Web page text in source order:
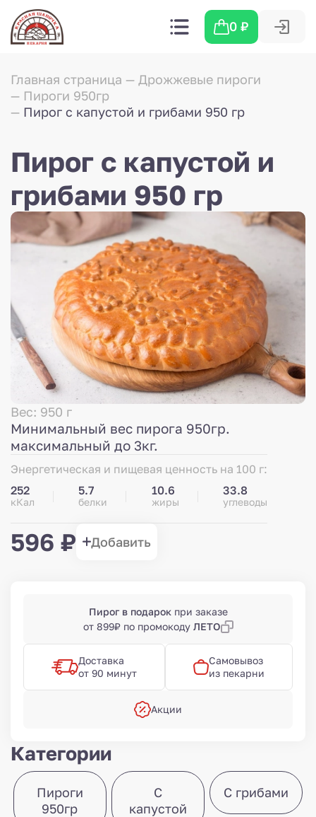
0 ₽
Главная страница
Дрожжевые пироги
Пироги 950гр
Пирог с капустой и грибами 950 гр
Пирог с капустой и
грибами 950 гр
Вес: 950 г
Минимальный вес пирога 950гр.
максимальный до 3кг.
Энергетическая и пищевая ценность на 100 г:
252
кКал
5.7
белки
10.6
жиры
33.8
углеводы
596 ₽ Добавить
Пирог в подарокпри заказе
от 899₽ по промокоду ЛЕТО
Доставка
от 90 минут
Самовывоз
из пекарни
Акции
Категории
Пироги
950гр
С
капустой
С грибами